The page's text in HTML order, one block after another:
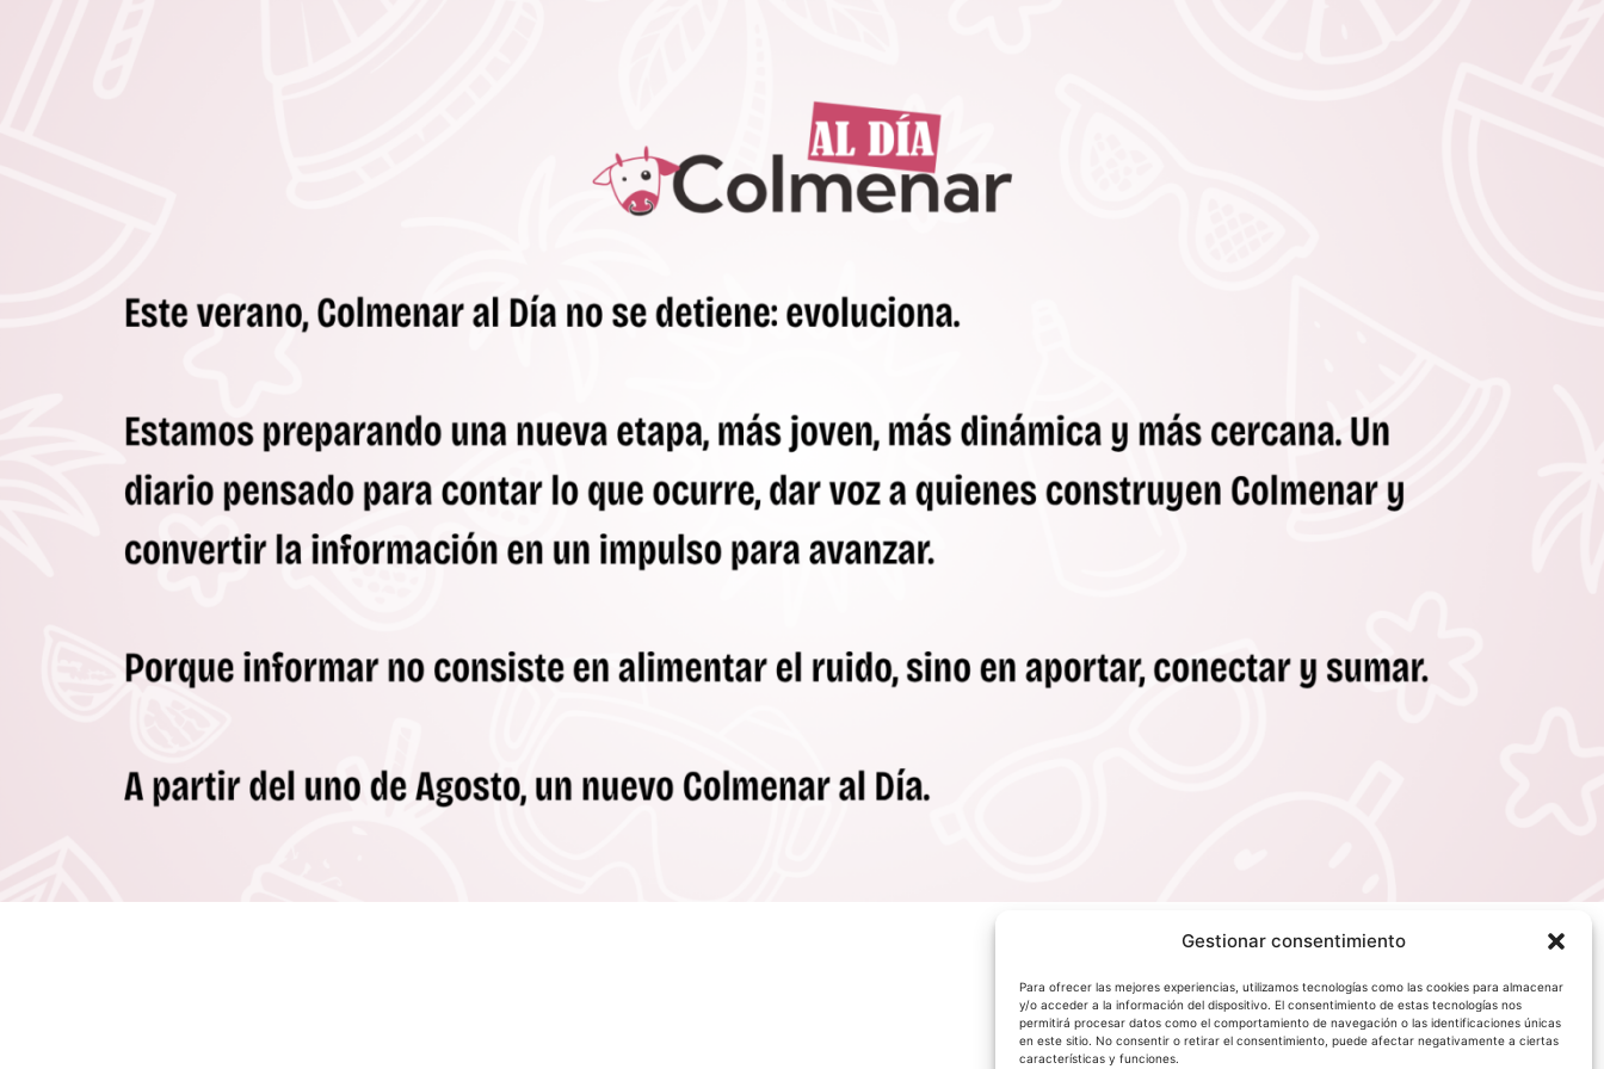
Gestionar consentimiento
Para ofrecer las mejores experiencias, utilizamos tecnologías como las cookies para almacenar
y/o acceder a la información del dispositivo. El consentimiento de estas tecnologías nos
permitirá procesar datos como el comportamiento de navegación o las identificaciones únicas
en este sitio. No consentir o retirar el consentimiento, puede afectar negativamente a ciertas
características y funciones.